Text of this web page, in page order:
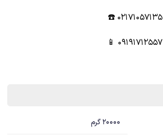
02171057135 ☎️
09191712557 📱
20000 گرم